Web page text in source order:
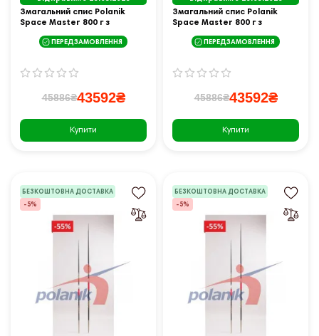
Змагальний спис Polanik
Space Master 800 г з
0505
ПЕРЕДЗАМОВЛЕННЯ
45886₴43592₴
Купити
Змагальний спис Polanik
Space Master 800 г з
IAAF I-13-0656ПЕРЕДЗАМОВЛЕННЯ
45886₴43592₴
Купити
БЕЗКОШТОВНА ДОСТАВКА
-5%
БЕЗКОШТОВНА ДОСТАВКА
-5%